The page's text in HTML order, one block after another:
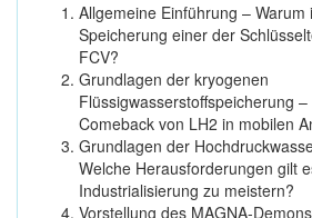
Allgemeine Einführung – Warum
Speicherung einer der
FCV?
Grundlagen der kryogenen
Flüssigwasserstoffspeicherung
Comeback von LH2 in mobilen
Grundlagen der
Welche Herausforderungen gilt
Industrialisierung zu meistern?
Vorstellung des MAGNA-